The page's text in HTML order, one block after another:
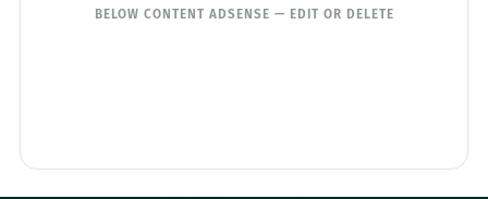
BELOW CONTENT ADSENSE — EDIT OR DELETE